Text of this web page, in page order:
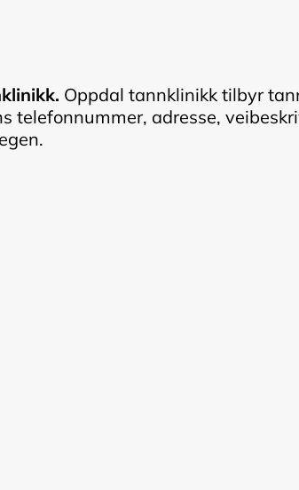
Oppdal tannklinikk tilbyr
telefonnummer, adresse,